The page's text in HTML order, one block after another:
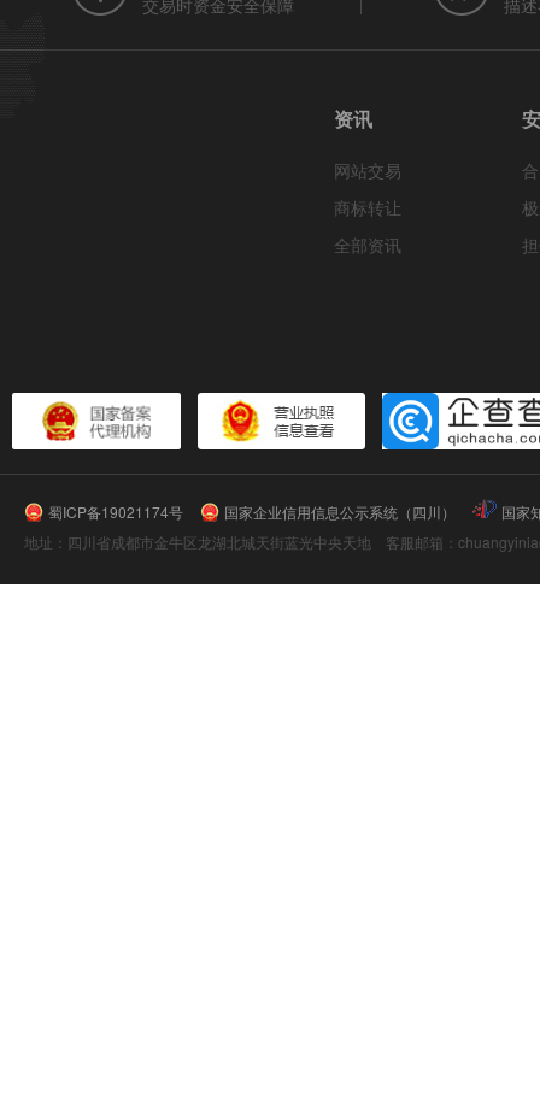
交易时资金安全保障 描
资讯
网站交易
商标转让
全部资讯
蜀ICP备19021174号 国家企业信用信息公示系统（四川）
国家
地址：四川省成都市金牛区龙湖北城天街蓝光中央天地 客服邮箱：